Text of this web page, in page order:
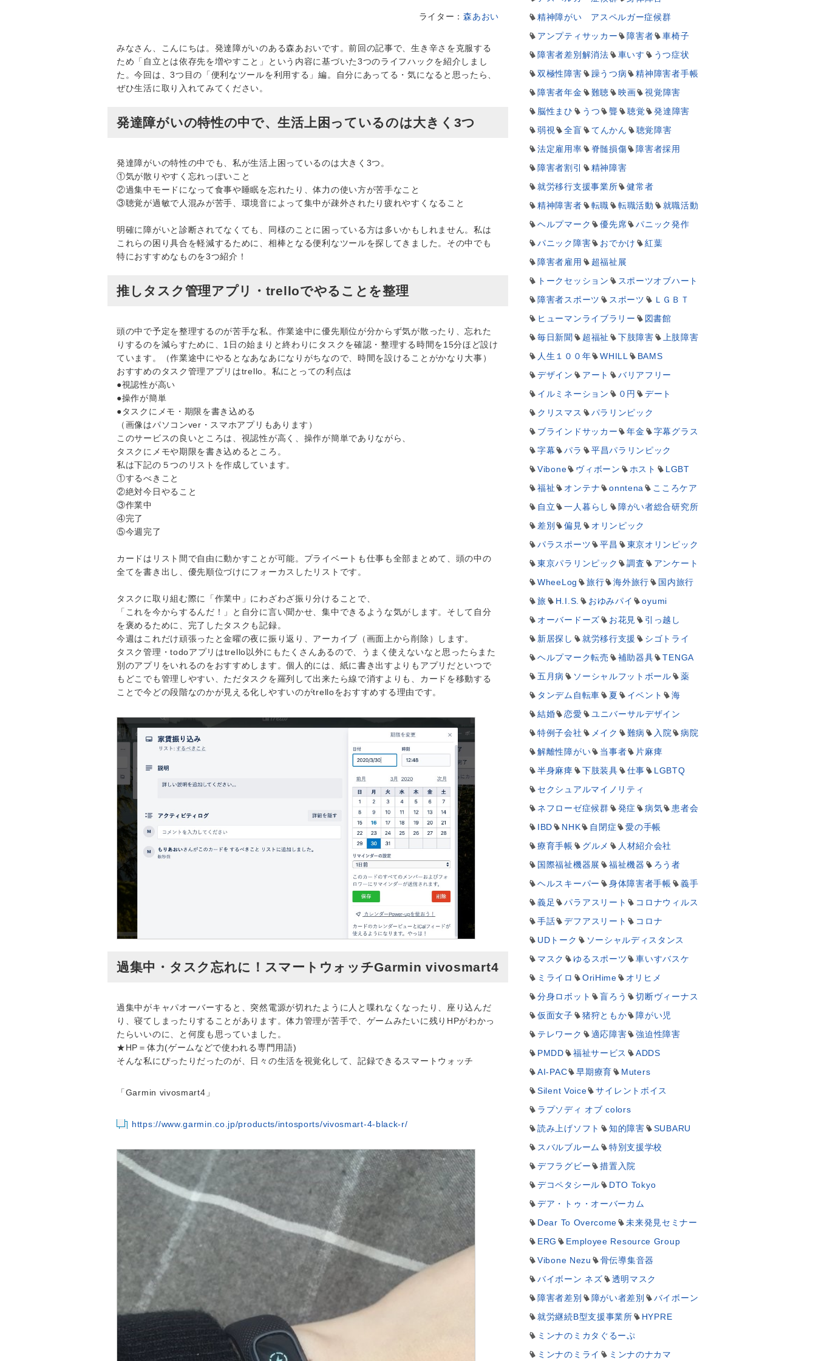
ライター：森あおい
みなさん、こんにちは。発達障がいのある森あおいです。前回の記事で、生き辛さを克服する
ため「自立とは依存先を増やすこと」という内容に基づいた3つのライフハックを紹介しまし
た。今回は、3つ目の「便利なツールを利用する」編。自分にあってる・気になると思ったら、
ぜひ生活に取り入れてみてください。
発達障がいの特性の中で、生活上困っているのは大きく3つ
発達障がいの特性の中でも、私が生活上困っているのは大きく3つ。
①気が散りやすく忘れっぽいこと
②過集中モードになって食事や睡眠を忘れたり、体力の使い方が苦手なこと
③聴覚が過敏で人混みが苦手、環境音によって集中が疎外されたり疲れやすくなること
明確に障がいと診断されてなくても、同様のことに困っている方は多いかもしれません。私は
これらの困り具合を軽減するために、相棒となる便利なツールを探してきました。その中でも
特におすすめなものを3つ紹介！
推しタスク管理アプリ・trelloでやることを整理
頭の中で予定を整理するのが苦手な私。作業途中に優先順位が分からず気が散ったり、忘れた
りするのを減らすために、1日の始まりと終わりにタスクを確認・整理する時間を15分ほど設け
ています。（作業途中にやるとなあなあになりがちなので、時間を設けることがかなり大事）
おすすめのタスク管理アプリはtrello。私にとっての利点は
●視認性が高い
●操作が簡単
●タスクにメモ・期限を書き込める
（画像はパソコンver・スマホアプリもあります）
このサービスの良いところは、視認性が高く、操作が簡単でありながら、
タスクにメモや期限を書き込めるところ。
私は下記の５つのリストを作成しています。
①するべきこと
②絶対今日やること
③作業中
④完了
⑤今週完了
カードはリスト間で自由に動かすことが可能。プライベートも仕事も全部まとめて、頭の中の
全てを書き出し、優先順位づけにフォーカスしたリストです。
タスクに取り組む際に「作業中」にわざわざ振り分けることで、
「これを今からするんだ！」と自分に言い聞かせ、集中できるような気がします。そして自分
を褒めるために、完了したタスクも記録。
今週はこれだけ頑張ったと金曜の夜に振り返り、アーカイブ（画面上から削除）します。
タスク管理・todoアプリはtrello以外にもたくさんあるので、うまく使えないなと思ったらまた
別のアプリをいれるのをおすすめします。個人的には、紙に書き出すよりもアプリだといつで
もどこでも管理しやすい、ただタスクを羅列して出来たら線で消すよりも、カードを移動する
ことで今どの段階なのかが見える化しやすいのがtrelloをおすすめする理由です。
過集中・タスク忘れに！スマートウォッチGarmin vivosmart4
過集中がキャパオーバーすると、突然電源が切れたように人と喋れなくなったり、座り込んだ
り、寝てしまったりすることがあります。体力管理が苦手で、ゲームみたいに残りHPがわかっ
たらいいのに、と何度も思っていました。
★HP＝体力(ゲームなどで使われる専門用語)
そんな私にぴったりだったのが、日々の生活を視覚化して、記録できるスマートウォッチ
「Garmin vivosmart4」
https://www.garmin.co.jp/products/intosports/vivosmart-4-black-r/
精神障がい アスペルガー症候群
アンプティサッカー
障害者
車椅子
障害者差別解消法
車いす
うつ症状
双極性障害
躁うつ病
精神障害者手帳
障害者年金
難聴 映画
視覚障害
脳性まひ
うつ 聾 聴覚
発達障害
弱視
全盲 てんかん
聴覚障害
法定雇用率
脊髄損傷
障害者採用
障害者割引
精神障害
就労移行支援事業所
健常者
精神障害者
転職 転職活動
就職活動
ヘルプマーク
優先席
パニック発作
パニック障害
おでかけ
紅葉
障害者雇用
超福祉展
トークセッション
スポーツオブハート
障害者スポーツ
スポーツ
ＬＧＢＴ
ヒューマンライブラリー
図書館
毎日新聞
超福祉 下肢障害
上肢障害
人生１００年
WHILL
BAMS
デザイン
アート
バリアフリー
イルミネーション
０円
デート
クリスマス
パラリンピック
ブラインドサッカー
年金
字幕グラス
字幕
パラ
平昌パラリンピック
Vibone
ヴィボーン ホスト
LGBT
福祉
オンテナ onntena
こころケア
自立
一人暮らし
障がい者総合研究所
差別
偏見
オリンピック
パラスポーツ
平昌
東京オリンピック
東京パラリンピック
調査
アンケート
WheeLog
旅行 海外旅行
国内旅行
旅
H.I.S. おゆみパイ
oyumi
オーバードーズ
お花見
引っ越し
新居探し
就労移行支援
シゴトライ
ヘルプマーク転売
補助器具
TENGA
五月病
ソーシャルフットボール
薬
タンデム自転車
夏 イベント
海
結婚
恋愛
ユニバーサルデザイン
特例子会社
メイク 難病 入院
病院
解離性障がい
当事者
片麻痺
半身麻痺
下肢装具 仕事
LGBTQ
セクシュアルマイノリティ
ネフローゼ症候群
発症 病気
患者会
IBD
NHK 自閉症
愛の手帳
療育手帳
グルメ
人材紹介会社
国際福祉機器展
福祉機器
ろう者
ヘルスキーパー
身体障害者手帳
義手
義足
パラアスリート
コロナウィルス
手話
デフアスリート
コロナ
UDトーク
ソーシャルディスタンス
マスク
ゆるスポーツ
車いすバスケ
ミライロ
OriHime
オリヒメ
分身ロボット
盲ろう
切断ヴィーナス
仮面女子
猪狩ともか
障がい児
テレワーク
適応障害
強迫性障害
PMDD
福祉サービス
ADDS
AI-PAC
早期療育
Muters
Silent Voice
サイレントボイス
ラプソディ オブ colors
読み上げソフト
知的障害
SUBARU
スバルブルーム
特別支援学校
デフラグビー
措置入院
デコペタシール
DTO Tokyo
デア・トゥ・オーバーカム
Dear To Overcome
未来発見セミナー
ERG
Employee Resource Group
Vibone Nezu
骨伝導集音器
バイボーン ネズ
透明マスク
障害者差別
障がい者差別
バイボーン
就労継続B型支援事業所
HYPRE
ミンナのミカタぐるーぷ
ミンナのミライ
ミンナのナカマ